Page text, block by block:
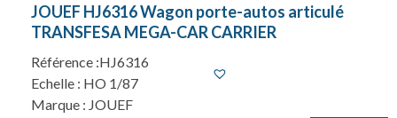
JOUEF HJ6316 Wagon porte-autos articulé
TRANSFESA MEGA-CAR CARRIER
Référence :HJ6316
Echelle : HO 1/87
Marque : JOUEF